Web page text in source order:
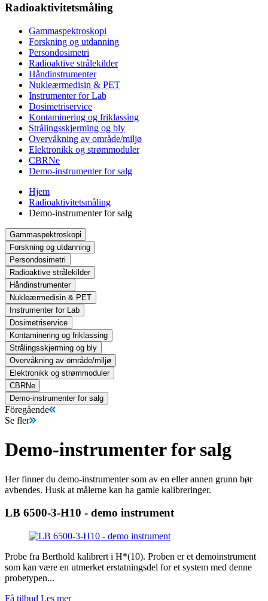
Radioaktivitetsmåling
Gammaspektroskopi
Forskning og utdanning
Persondosimetri
Radioaktive strålekilder
Håndinstrumenter
Nukleærmedisin & PET
Instrumenter for Lab
Dosimetriservice
Kontaminering og friklassing
Strålingsskjerming og bly
Overvåkning av område/miljø
Elektronikk og strømmoduler
CBRNe
Demo-instrumenter for salg
Hjem
Radioaktivitetsmåling
Demo-instrumenter for salg
Gammaspektroskopi
Forskning og utdanning
Persondosimetri
Radioaktive strålekilder
Håndinstrumenter
Nukleærmedisin & PET
Instrumenter for Lab
Dosimetriservice
Kontaminering og friklassing
Strålingsskjerming og bly
Overvåkning av område/miljø
Elektronikk og strømmoduler
CBRNe
Demo-instrumenter for salg
Föregående
Se fler
Demo-instrumenter for salg
Her finner du demo-instrumenter som av en eller annen grunn bør
avhendes. Husk at målerne kan ha gamle kalibreringer.
LB 6500-3-H10 - demo instrument
Probe fra Berthold kalibrert i H*(10). Proben er et demoinstrument
som kan være en utmerket erstatningsdel for et system med denne
probetypen...
Få tilbud Les mer